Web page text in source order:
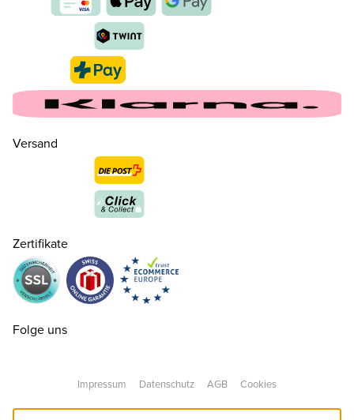
35 CHF 39.00
Versand
Zertifikate
Folge uns
Impressum Datenschutz AGB Cookies